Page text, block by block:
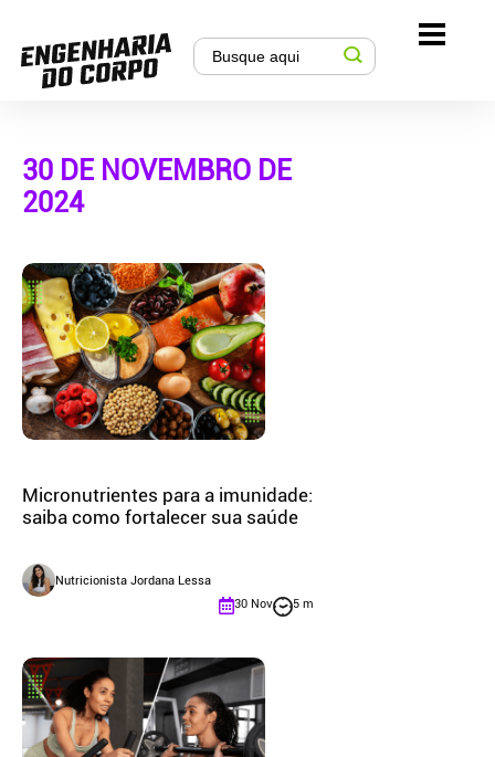
30 DE NOVEMBRO DE
2024
Micronutrientes para a imunidade:
saiba como fortalecer sua saúde
Nutricionista Jordana Lessa
30 Nov
5 m